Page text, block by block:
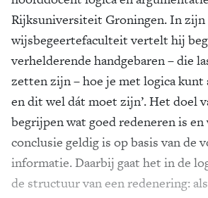
Rijksuniversiteit Groningen. In zijn
wijsbegeertefaculteit vertelt hij
verhelderende handgebaren – die
zetten zijn – hoe je met logica kunt
en dit wel dát moet zijn’. Het doel
begrijpen wat goed redeneren is en
conclusie geldig is op basis van de
informatie. Daarbij gaat het in de
de structuur van een redenering: